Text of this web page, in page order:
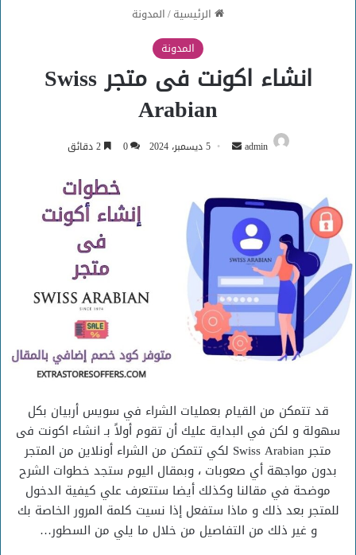
الرئيسية/المدونة
المدونة
انشاء اكونت فى متجر Swiss
Arabian
admin
أرسل 5 ديسمبر، 2024 0 2 دقائق
قد تتمكن من القيام بعمليات الشراء في سويس أربيان بكل
سهولة و لكن في البداية عليك أن تقوم أولاً بـ انشاء اكونت فى
متجر Swiss Arabian لكي تتمكن من الشراء أونلاين من المتجر
بدون مواجهة أي صعوبات ، وبمقال اليوم ستجد خطوات الشرح
موضحة في مقالنا وكذلك أيضا ستتعرف علي كيفية الدخول
للمتجر بعد ذلك و ماذا ستفعل إذا نسيت كلمة المرور الخاصة بك
و غير ذلك من التفاصيل من خلال ما يلي من السطور…